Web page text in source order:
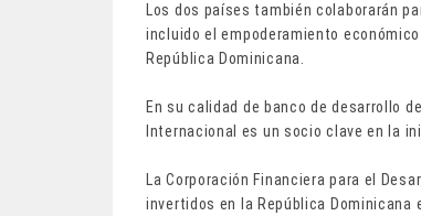
Los dos países también colaborarán
incluido el empoderamiento
República Dominicana.
En su calidad de banco de desarrollo
Internacional es un socio clave en la
La Corporación Financiera para el
invertidos en la República